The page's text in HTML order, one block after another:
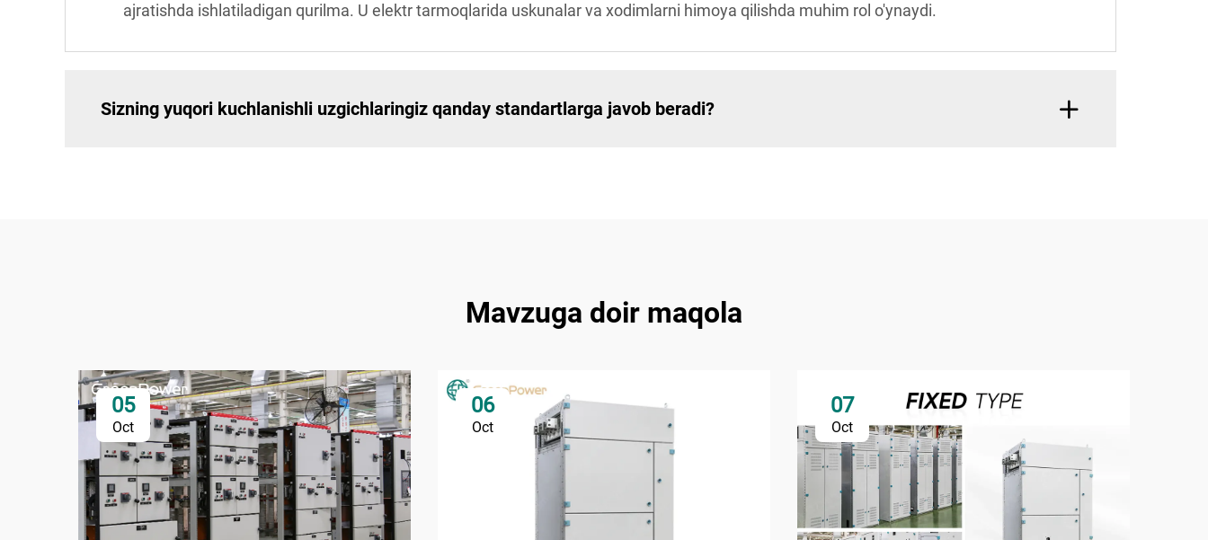
ajratishda ishlatiladigan qurilma. U elektr tarmoqlarida uskunalar va xodimlarni himoya qilishda muhim rol o'ynaydi.
Sizning yuqori kuchlanishli uzgichlaringiz qanday standartlarga javob beradi?
Mavzuga doir maqola
05
Oct
06
Oct
07
Oct